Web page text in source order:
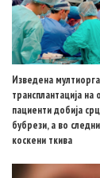
Изведена
трансплантација на
пациенти добија
бубрези, а во
коскени ткива